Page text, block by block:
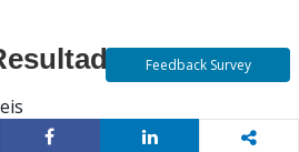
Feedback Survey